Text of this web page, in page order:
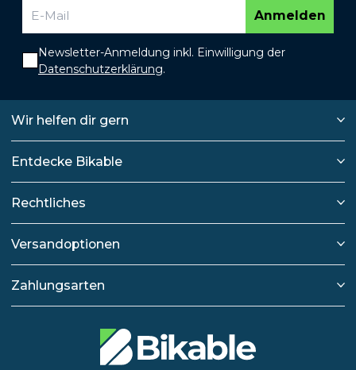
Anmelden
Newsletter-Anmeldung inkl. Einwilligung der
Datenschutzerklärung.
Wir helfen dir gern
Entdecke Bikable
Rechtliches
Versandoptionen
Zahlungsarten